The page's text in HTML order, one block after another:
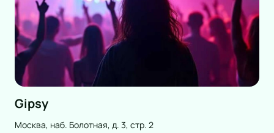
Gipsy
Москва, наб. Болотная, д. 3, стр. 2